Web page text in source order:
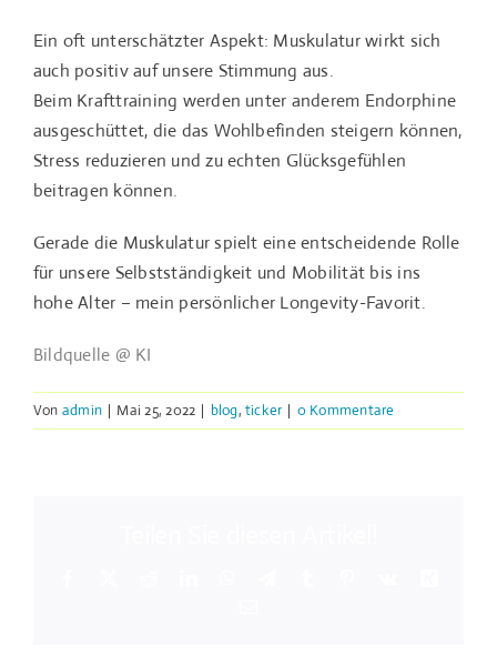
Ein oft unterschätzter Aspekt: Muskulatur wirkt sich
auch positiv auf unsere Stimmung aus.
Beim Krafttraining werden unter anderem Endorphine
ausgeschüttet, die das Wohlbefinden steigern können,
Stress reduzieren und zu echten Glücksgefühlen
beitragen können.
Gerade die Muskulatur spielt eine entscheidende Rolle
für unsere Selbstständigkeit und Mobilität bis ins
hohe Alter – mein persönlicher Longevity-Favorit.
Bildquelle @ KI
Von admin | Mai 25, 2022 | blog,ticker | 0 Kommentare